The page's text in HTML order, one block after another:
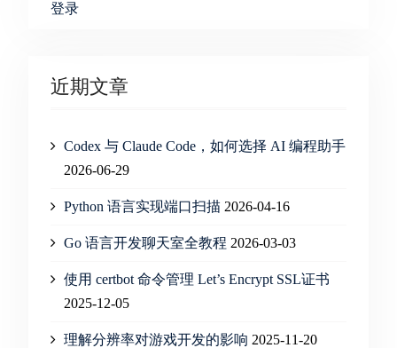
登录
近期文章
Codex 与 Claude Code，如何选择 AI 编程助手
2026-06-29
Python 语言实现端口扫描 2026-04-16
Go 语言开发聊天室全教程 2026-03-03
使用 certbot 命令管理 Let’s Encrypt SSL证书
2025-12-05
理解分辨率对游戏开发的影响 2025-11-20